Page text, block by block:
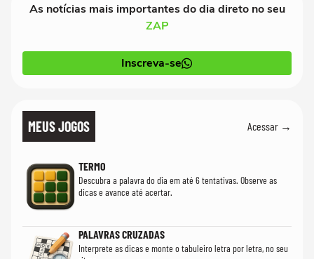
As notícias mais importantes do dia direto no seu
ZAP
Inscreva-se
MEUS JOGOS Acessar →
TERMO
Descubra a palavra do dia em até 6 tentativas. Observe as
dicas e avance até acertar.
PALAVRAS CRUZADAS
Interprete as dicas e monte o tabuleiro letra por letra, no seu